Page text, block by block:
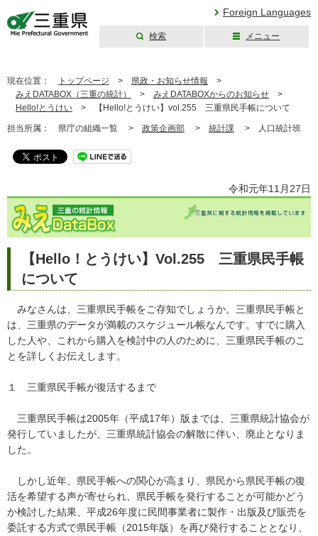
Foreign Languages
検索 メニュー
現在位置： トップページ > 県政・お知らせ情報 >
みえDATABOX（三重の統計）
> みえDATABOXからのお知らせ >
Hello!とうけい > 【Hello!とうけい】vol.255 三重県民手帳について
担当所属： 県庁の組織一覧 > 政策企画部 > 統計課 > 人口統計班
令和元年11月27日
【Hello！とうけい】Vol.255 三重県民手帳
について
みなさんは、三重県民手帳をご存知でしょうか。三重県民手帳と
は、三重県のデータが満載のスケジュール帳なんです。すでに購入
した人や、これから購入を検討中の人のために、三重県民手帳のこ
とを詳しくお伝えします。
１ 三重県民手帳が復活するまで
三重県民手帳は2005年（平成17年）版までは、三重県統計協会が
発行していましたが、三重県統計協会の解散に伴い、廃止となりま
した。
しかし近年、県民手帳への関心が高まり、県民から県民手帳の復
活を希望する声が寄せられ、県民手帳を発行することが可能かどう
か検討した結果、平成26年度に民間事業者に製作・出版及び販売を
委託する方式で県民手帳（2015年版）を再び発行することとなり、